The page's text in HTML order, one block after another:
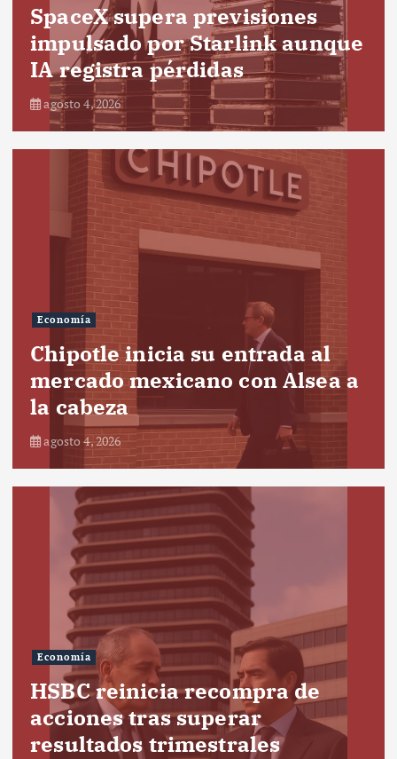
SpaceX supera previsiones
impulsado por Starlink aunque
IA registra pérdidas
agosto 4, 2026
Economía
Chipotle inicia su entrada al
mercado mexicano con Alsea a
la cabeza
agosto 4, 2026
Economía
HSBC reinicia recompra de
acciones tras superar
resultados trimestrales